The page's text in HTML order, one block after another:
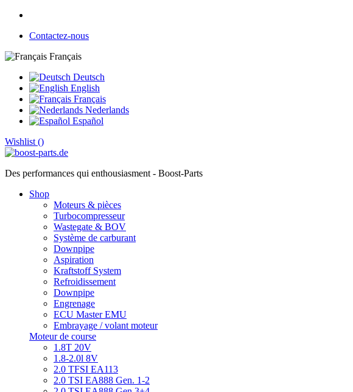
Contactez-nous
Français
Deutsch
English
Français
Nederlands
Español
Wishlist ()
Des performances qui enthousiasment - Boost-Parts
Shop
Moteurs & pièces
Turbocompresseur
Wastegate & BOV
Système de carburant
Downpipe
Aspiration
Kraftstoff System
Refroidissement
Downpipe
Engrenage
ECU Master EMU
Embrayage / volant moteur
Moteur de course
1.8T 20V
1.8-2.0l 8V
2.0 TFSI EA113
2.0 TSI EA888 Gen. 1-2